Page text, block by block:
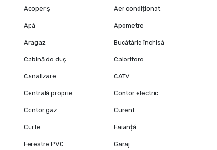
Acoperiș Aer condiționat
Apă Apometre
Aragaz Bucătărie închisă
Cabină de duș Calorifere
Canalizare CATV
Centrală proprie Contor electric
Contor gaz Curent
Curte Faianță
Ferestre PVC Garaj